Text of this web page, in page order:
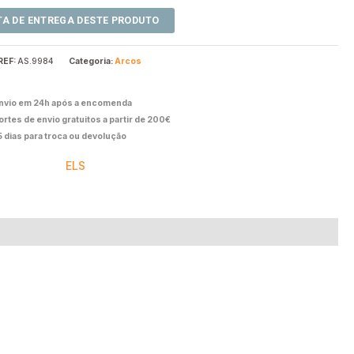
AS.9984 Categoria:Arcos
em 24h após a encomenda
de envio gratuitos a partir de 200€
dias para troca ou devolução
ELS